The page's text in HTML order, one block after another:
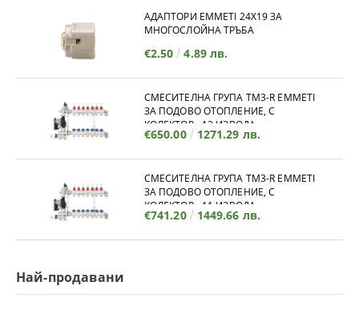
АДАПТОРИ EMMETI 24X19 ЗА
МНОГОСЛОЙНА ТРЪБА
€2.50 4.89 лв.
СМЕСИТЕЛНА ГРУПА TM3-R EMMETI
ЗА ПОДОВО ОТОПЛЕНИЕ, С
КОЛЕКТОР - 12 ИЗВОДА
€650.00 1271.29 лв.
СМЕСИТЕЛНА ГРУПА TM3-R EMMETI
ЗА ПОДОВО ОТОПЛЕНИЕ, С
КОЛЕКТОР - 11 ИЗВОДА
€741.20 1449.66 лв.
Най-продавани